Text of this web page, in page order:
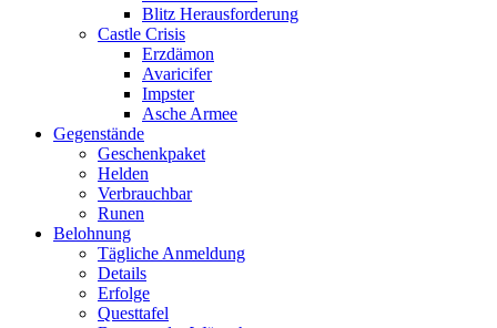
Blitz Herausforderung
Castle Crisis
Erzdämon
Avaricifer
Impster
Asche Armee
Gegenstände
Geschenkpaket
Helden
Verbrauchbar
Runen
Belohnung
Tägliche Anmeldung
Details
Erfolge
Questtafel